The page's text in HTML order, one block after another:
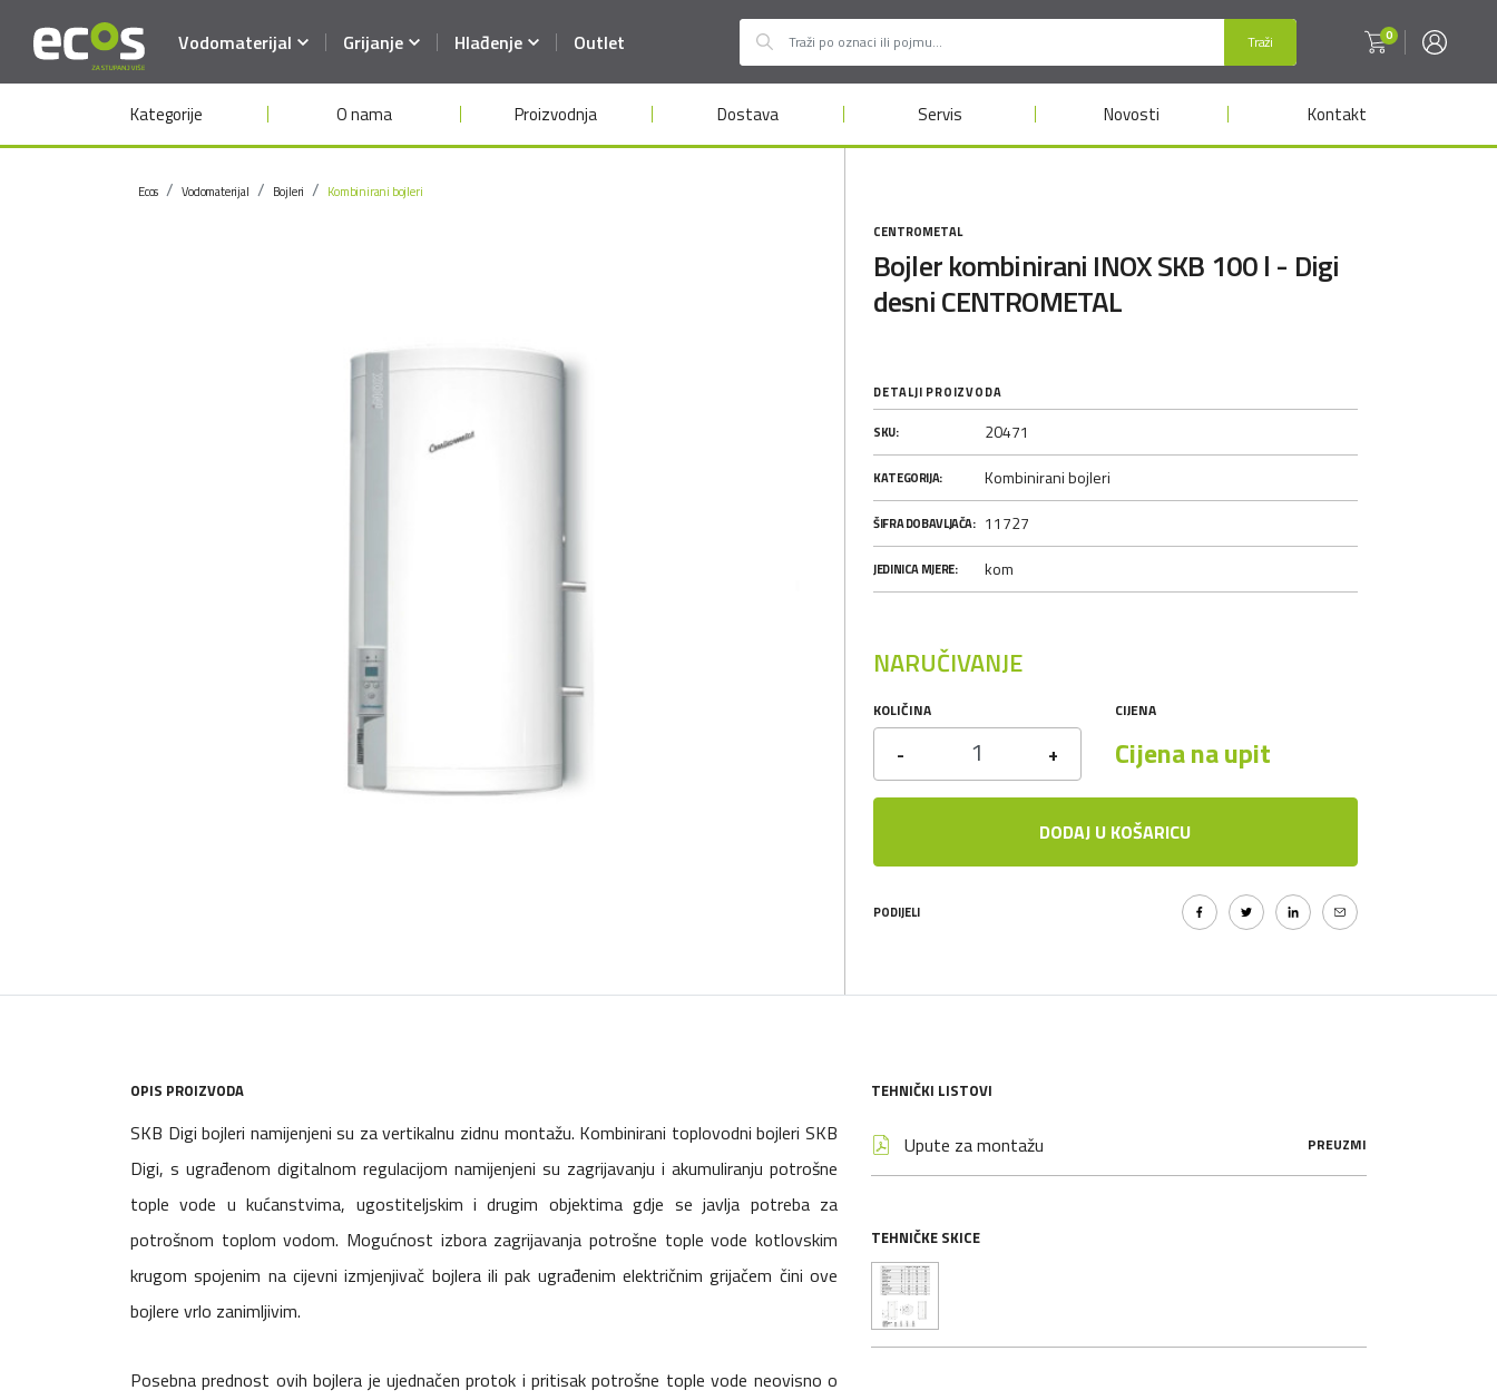
Traži 0
Vodomaterijal Grijanje Hlađenje Outlet
Kategorije O nama Proizvodnja Dostava Servis Novosti Kontakt
Ecos Vodomaterijal Bojleri Kombinirani bojleri
CENTROMETAL
Bojler kombinirani INOX SKB 100 l - Digi
desni CENTROMETAL
DETALJI PROIZVODA
SKU: 20471
KATEGORIJA: Kombinirani bojleri
ŠIFRA DOBAVLJAČA: 11727
JEDINICA MJERE: kom
NARUČIVANJE
KOLIČINA
- +
CIJENA
Cijena na upit
DODAJ U KOŠARICU
PODIJELI
OPIS PROIZVODA
SKB Digi bojleri namijenjeni su za vertikalnu zidnu montažu. Kombinirani toplovodni bojleri SKB
Digi, s ugrađenom digitalnom regulacijom namijenjeni su zagrijavanju i akumuliranju potrošne
tople vode u kućanstvima, ugostiteljskim i drugim objektima gdje se javlja potreba za
potrošnom toplom vodom. Mogućnost izbora zagrijavanja potrošne tople vode kotlovskim
krugom spojenim na cijevni izmjenjivač bojlera ili pak ugrađenim električnim grijačem čini ove
bojlere vrlo zanimljivim.
Posebna prednost ovih bojlera je ujednačen protok i pritisak potrošne tople vode neovisno o
TEHNIČKI LISTOVI
Upute za montažu PREUZMI
TEHNIČKE SKICE